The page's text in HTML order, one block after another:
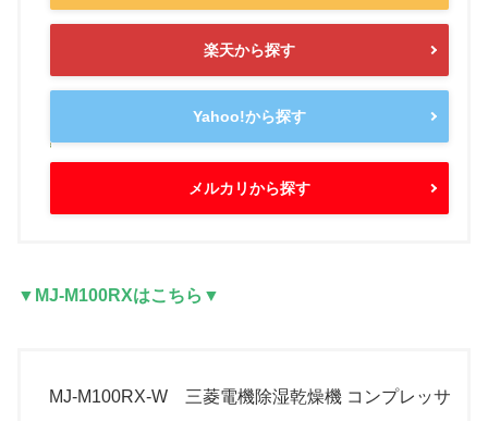
楽天から探す
Yahoo!から探す
メルカリから探す
▼MJ-M100RXはこちら▼
MJ-M100RX-W 三菱電機除湿乾燥機 コンプレッサ